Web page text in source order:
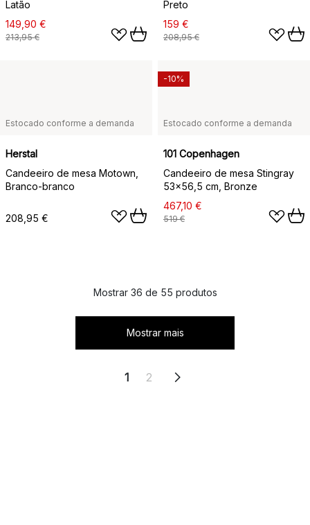
Latão
149,90 €
213,95 €
Preto
159 €
208,95 €
Estocado conforme a demanda
Herstal
Candeeiro de mesa Motown,
Branco-branco
208,95 €
Estocado conforme a demanda
101 Copenhagen
Candeeiro de mesa Stingray
53x56,5 cm, Bronze
467,10 €
519 €
-10%
Mostrar 36 de 55 produtos
Mostrar mais
1 2